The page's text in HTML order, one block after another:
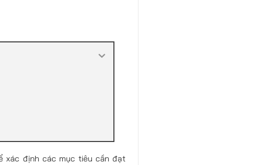
xác định các mục tiêu cần đạt